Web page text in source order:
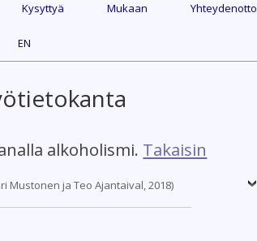
Kysyttyä Mukaan Yhteydenotto
EN
alkoholismi. Takaisin
Mustonen ja Teo Ajantaival, 2018)